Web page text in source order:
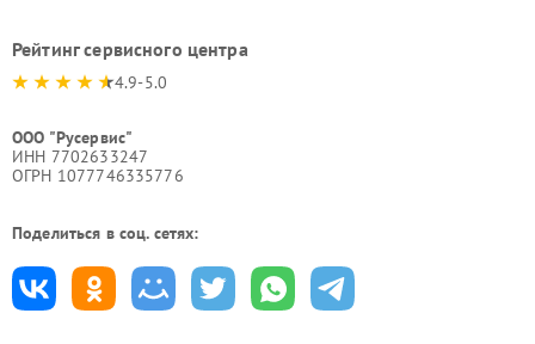
Рейтинг сервисного центра
4.9-5.0
ООО "Русервис"
ИНН 7702633247
ОГРН 1077746335776
Поделиться в соц. сетях: